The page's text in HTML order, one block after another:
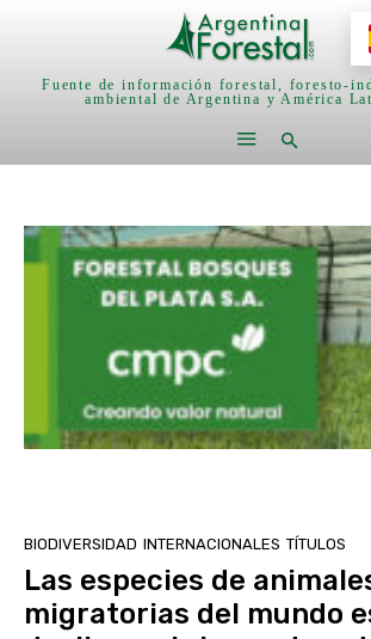
Fuente de información forestal, foresto-
ambiental de Argentina y América
BIODIVERSIDAD INTERNACIONALES TÍTULOS
Las especies de
migratorias del mundo